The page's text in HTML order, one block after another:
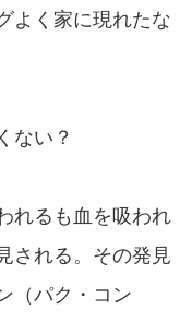
よく家に現れたな
ない？
れるも血を吸われ
される。その発見
（パク・コン